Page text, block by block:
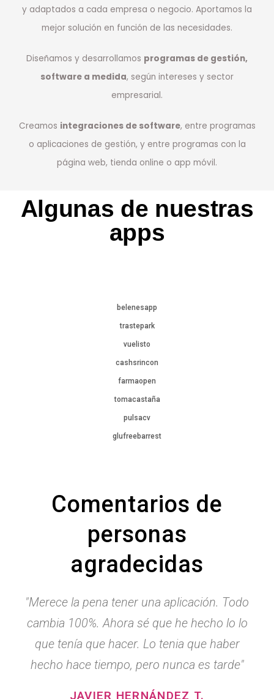
y adaptados a cada empresa o negocio. Aportamos la
mejor solución en función de las necesidades.
Diseñamos y desarrollamos programas de gestión,
software a medida, según intereses y sector
empresarial.
Creamos integraciones de software, entre programas
o aplicaciones de gestión, y entre programas con la
página web, tienda online o app móvil.
Algunas de nuestras
apps
belenesapp
trastepark
vuelisto
cashsrincon
farmaopen
tomacastaña
pulsacv
glufreebarrest
Comentarios de
personas
agradecidas
"Merece la pena tener una aplicación. Todo
cambia 100%. Ahora sé que he hecho lo lo
que tenía que hacer. Lo tenia que haber
hecho hace tiempo, pero nunca es tarde"
JAVIER HERNÁNDEZ T.